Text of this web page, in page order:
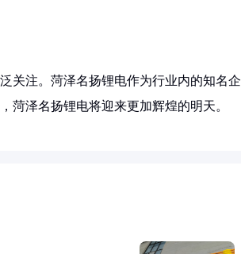
关注。菏泽名扬锂电作为行业内的知名企
菏泽名扬锂电将迎来更加辉煌的明天。